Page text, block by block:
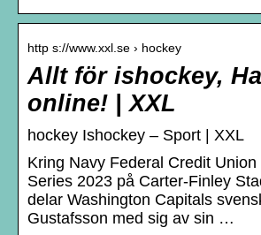
http s://www.xxl.se › hockey
Allt för ishockey,
online! | XXL
hockey Ishockey – Sport | XXL
Kring Navy Federal Credit Union
Series 2023 på Carter-Finley
delar Washington Capitals
Gustafsson med sig av sin …